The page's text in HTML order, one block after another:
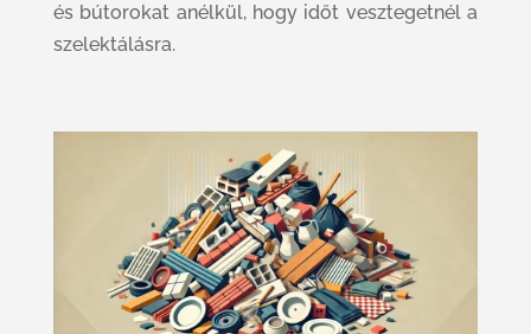
és bútorokat anélkül, hogy időt vesztegetnél a
szelektálásra.